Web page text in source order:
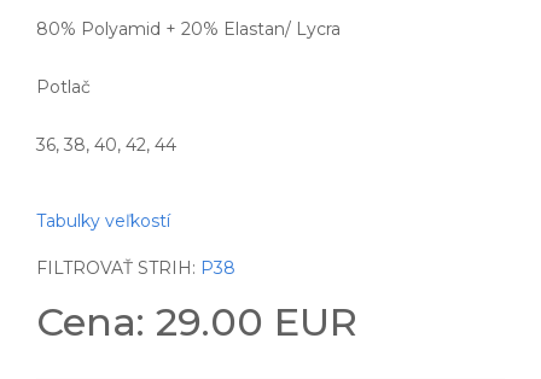
80% Polyamid + 20% Elastan/ Lycra
Potlač
36, 38, 40, 42, 44
Tabulky veľkostí
FILTROVAŤ STRIH: P38
Cena: 29.00 EUR